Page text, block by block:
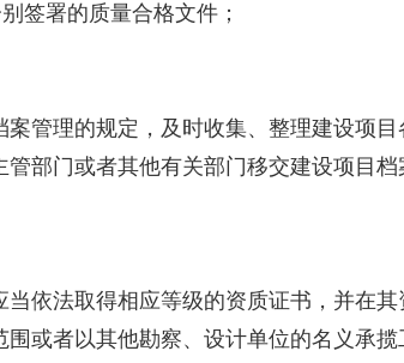
署的质量合格文件；
理的规定，及时收集、整理建设项目
部门或者其他有关部门移交建设项目档
法取得相应等级的资质证书，并在其
者以其他勘察、设计单位的名义承揽